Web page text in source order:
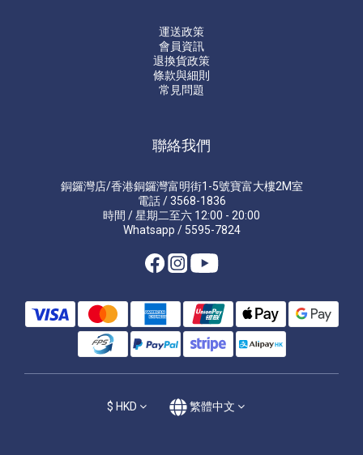
運送政策
會員資訊
退換貨政策
條款與細則
常見問題
聯絡我們
銅鑼灣店/香港銅鑼灣富明街1-5號寶富大樓2M室
電話 / 3568-1836
時間 / 星期二至六 12:00 - 20:00
Whatsapp / 5595-7824
$ HKD 繁體中文